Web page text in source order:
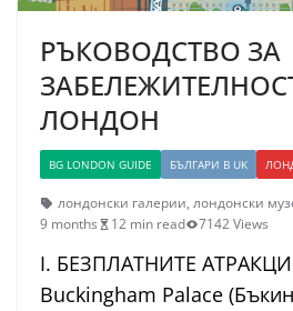
РЪКОВОДСТВО ЗА
ЛОНДОН
BG LONDON GUIDE БЪЛГАРИ В UK
лондонски галерии, лондонски
9 months
12 min read 7142 Views
I. БЕЗПЛАТНИТЕ
Buckingham Palace